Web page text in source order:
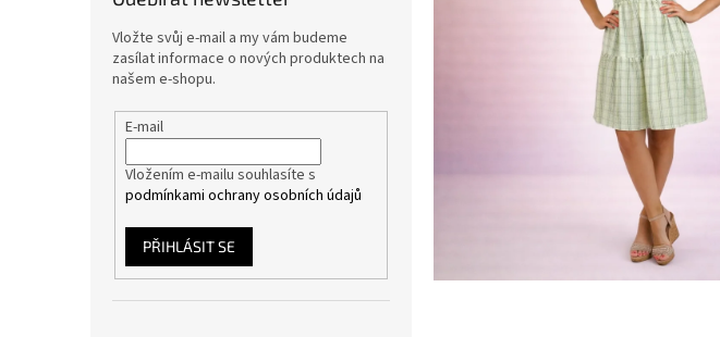
Vložte svůj e-mail a my vám budeme
zasílat informace o nových produktech na
našem e-shopu.
E-mail
Vložením e-mailu souhlasíte s
podmínkami ochrany osobních údajů
PŘIHLÁSIT SE